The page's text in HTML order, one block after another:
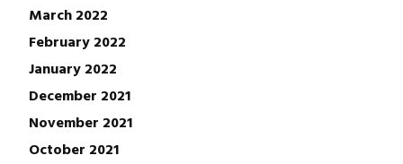
March 2022
February 2022
January 2022
December 2021
November 2021
October 2021